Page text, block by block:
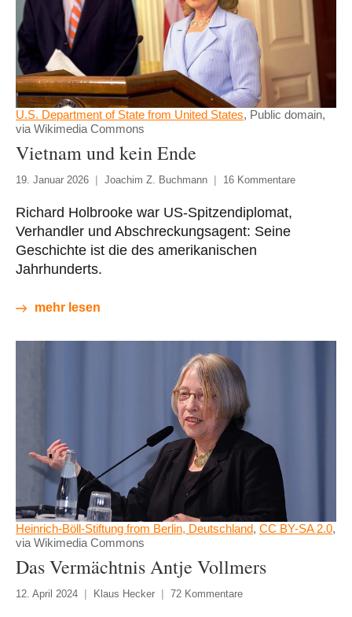
U.S. Department of State from United States, Public domain,
via Wikimedia Commons
Vietnam und kein Ende
19. Januar 2026 Joachim Z. Buchmann 16 Kommentare
Richard Holbrooke war US-Spitzendiplomat,
Verhandler und Abschreckungsagent: Seine
Geschichte ist die des amerikanischen
Jahrhunderts.
mehr lesen
Heinrich-Böll-Stiftung from Berlin, Deutschland, CC BY-SA 2.0,
via Wikimedia Commons
Das Vermächtnis Antje Vollmers
12. April 2024 Klaus Hecker 72 Kommentare